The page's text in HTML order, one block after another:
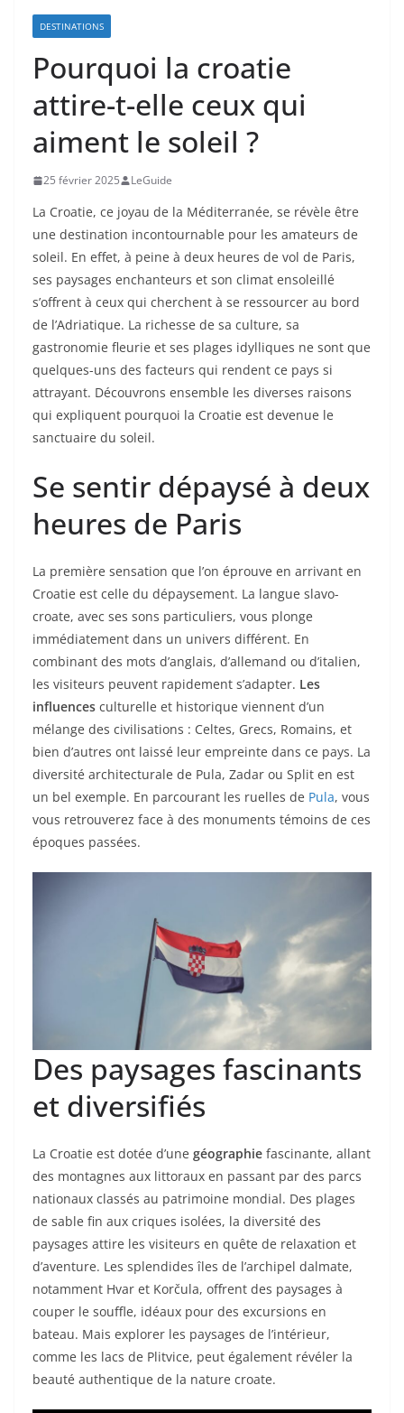
DESTINATIONS
Pourquoi la croatie
attire-t-elle ceux qui
aiment le soleil ?
25 février 2025 LeGuide
La Croatie, ce joyau de la Méditerranée, se révèle être
une destination incontournable pour les amateurs de
soleil. En effet, à peine à deux heures de vol de Paris,
ses paysages enchanteurs et son climat ensoleillé
s’offrent à ceux qui cherchent à se ressourcer au bord
de l’Adriatique. La richesse de sa culture, sa
gastronomie fleurie et ses plages idylliques ne sont que
quelques-uns des facteurs qui rendent ce pays si
attrayant. Découvrons ensemble les diverses raisons
qui expliquent pourquoi la Croatie est devenue le
sanctuaire du soleil.
Se sentir dépaysé à deux
heures de Paris
La première sensation que l’on éprouve en arrivant en
Croatie est celle du dépaysement. La langue slavo-
croate, avec ses sons particuliers, vous plonge
immédiatement dans un univers différent. En
combinant des mots d’anglais, d’allemand ou d’italien,
les visiteurs peuvent rapidement s’adapter. Les
influences culturelle et historique viennent d’un
mélange des civilisations : Celtes, Grecs, Romains, et
bien d’autres ont laissé leur empreinte dans ce pays. La
diversité architecturale de Pula, Zadar ou Split en est
un bel exemple. En parcourant les ruelles de Pula, vous
vous retrouverez face à des monuments témoins de ces
époques passées.
Des paysages fascinants
et diversifiés
La Croatie est dotée d’une géographie fascinante, allant
des montagnes aux littoraux en passant par des parcs
nationaux classés au patrimoine mondial. Des plages
de sable fin aux criques isolées, la diversité des
paysages attire les visiteurs en quête de relaxation et
d’aventure. Les splendides îles de l’archipel dalmate,
notamment Hvar et Korčula, offrent des paysages à
couper le souffle, idéaux pour des excursions en
bateau. Mais explorer les paysages de l’intérieur,
comme les lacs de Plitvice, peut également révéler la
beauté authentique de la nature croate.